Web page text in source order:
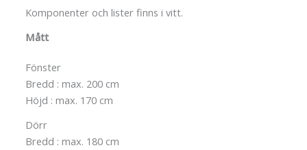
Komponenter och lister finns i vitt.
Mått
Fönster
Bredd : max. 200 cm
Höjd : max. 170 cm
Dörr
Bredd : max. 180 cm